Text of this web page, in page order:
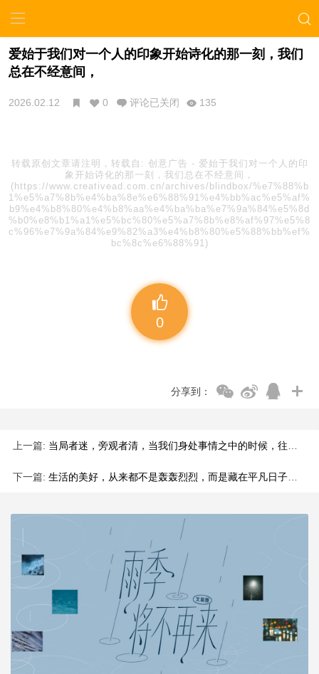
爱始于我们对一个人的印象开始诗化的那一刻，我们
总在不经意间，
2026.02.12 0 评论已关闭 135
转载原创文章请注明，转载自: 创意广告 - 爱始于我们对一个人的印
象开始诗化的那一刻，我们总在不经意间，
(https://www.creativead.com.cn/archives/blindbox/%e7%88%b
1%e5%a7%8b%e4%ba%8e%e6%88%91%e4%bb%ac%e5%af%
b9%e4%b8%80%e4%b8%aa%e4%ba%ba%e7%9a%84%e5%8d
%b0%e8%b1%a1%e5%bc%80%e5%a7%8b%e8%af%97%e5%8
c%96%e7%9a%84%e9%82%a3%e4%b8%80%e5%88%bb%ef%
bc%8c%e6%88%91)
0
分享到：
上一篇: 当局者迷，旁观者清，当我们身处事情之中的时候，往往会因为主观
下一篇: 生活的美好，从来都不是轰轰烈烈，而是藏在平凡日子里的烟火与温